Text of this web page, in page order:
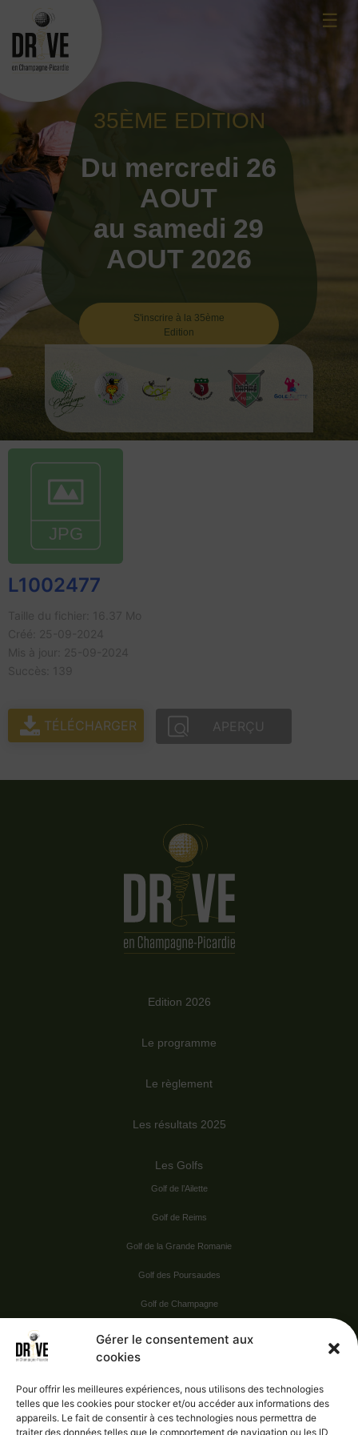
Gérer le consentement aux
cookies
Pour offrir les meilleures expériences, nous utilisons des technologies
telles que les cookies pour stocker et/ou accéder aux informations des
appareils. Le fait de consentir à ces technologies nous permettra de
traiter des données telles que le comportement de navigation ou les ID
content
☰
35ÈME EDITION
Du mercredi 26
AOUT
au samedi 29
AOUT 2026
S'inscrire à la 35ème
Edition
L1002477
TÉLÉCHARGER APERÇU
Edition 2026
Le programme
Le règlement
Les résultats 2025
Les Golfs
Golf de l’Ailette
Golf de Reims
Golf de la Grande Romanie
Golf des Poursaudes
Golf de Champagne
Vie pratique